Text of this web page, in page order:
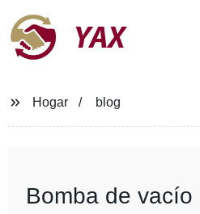
YAX
Hogar blog
Bomba de vacío